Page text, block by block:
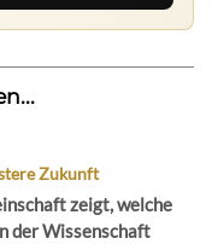
Zukunft
zeigt, welche
der Wissenschaft